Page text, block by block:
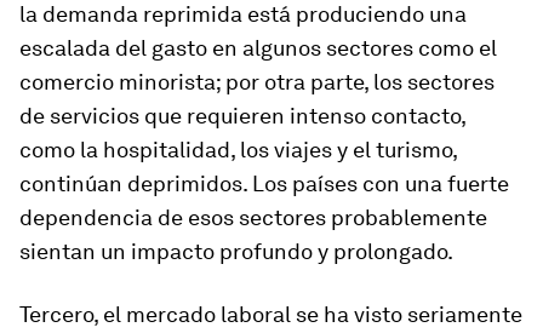
la demanda reprimida está produciendo una
escalada del gasto en algunos sectores como el
comercio minorista; por otra parte, los sectores
de servicios que requieren intenso contacto,
como la hospitalidad, los viajes y el turismo,
continúan deprimidos. Los países con una fuerte
dependencia de esos sectores probablemente
sientan un impacto profundo y prolongado.
Tercero, el mercado laboral se ha visto seriamente